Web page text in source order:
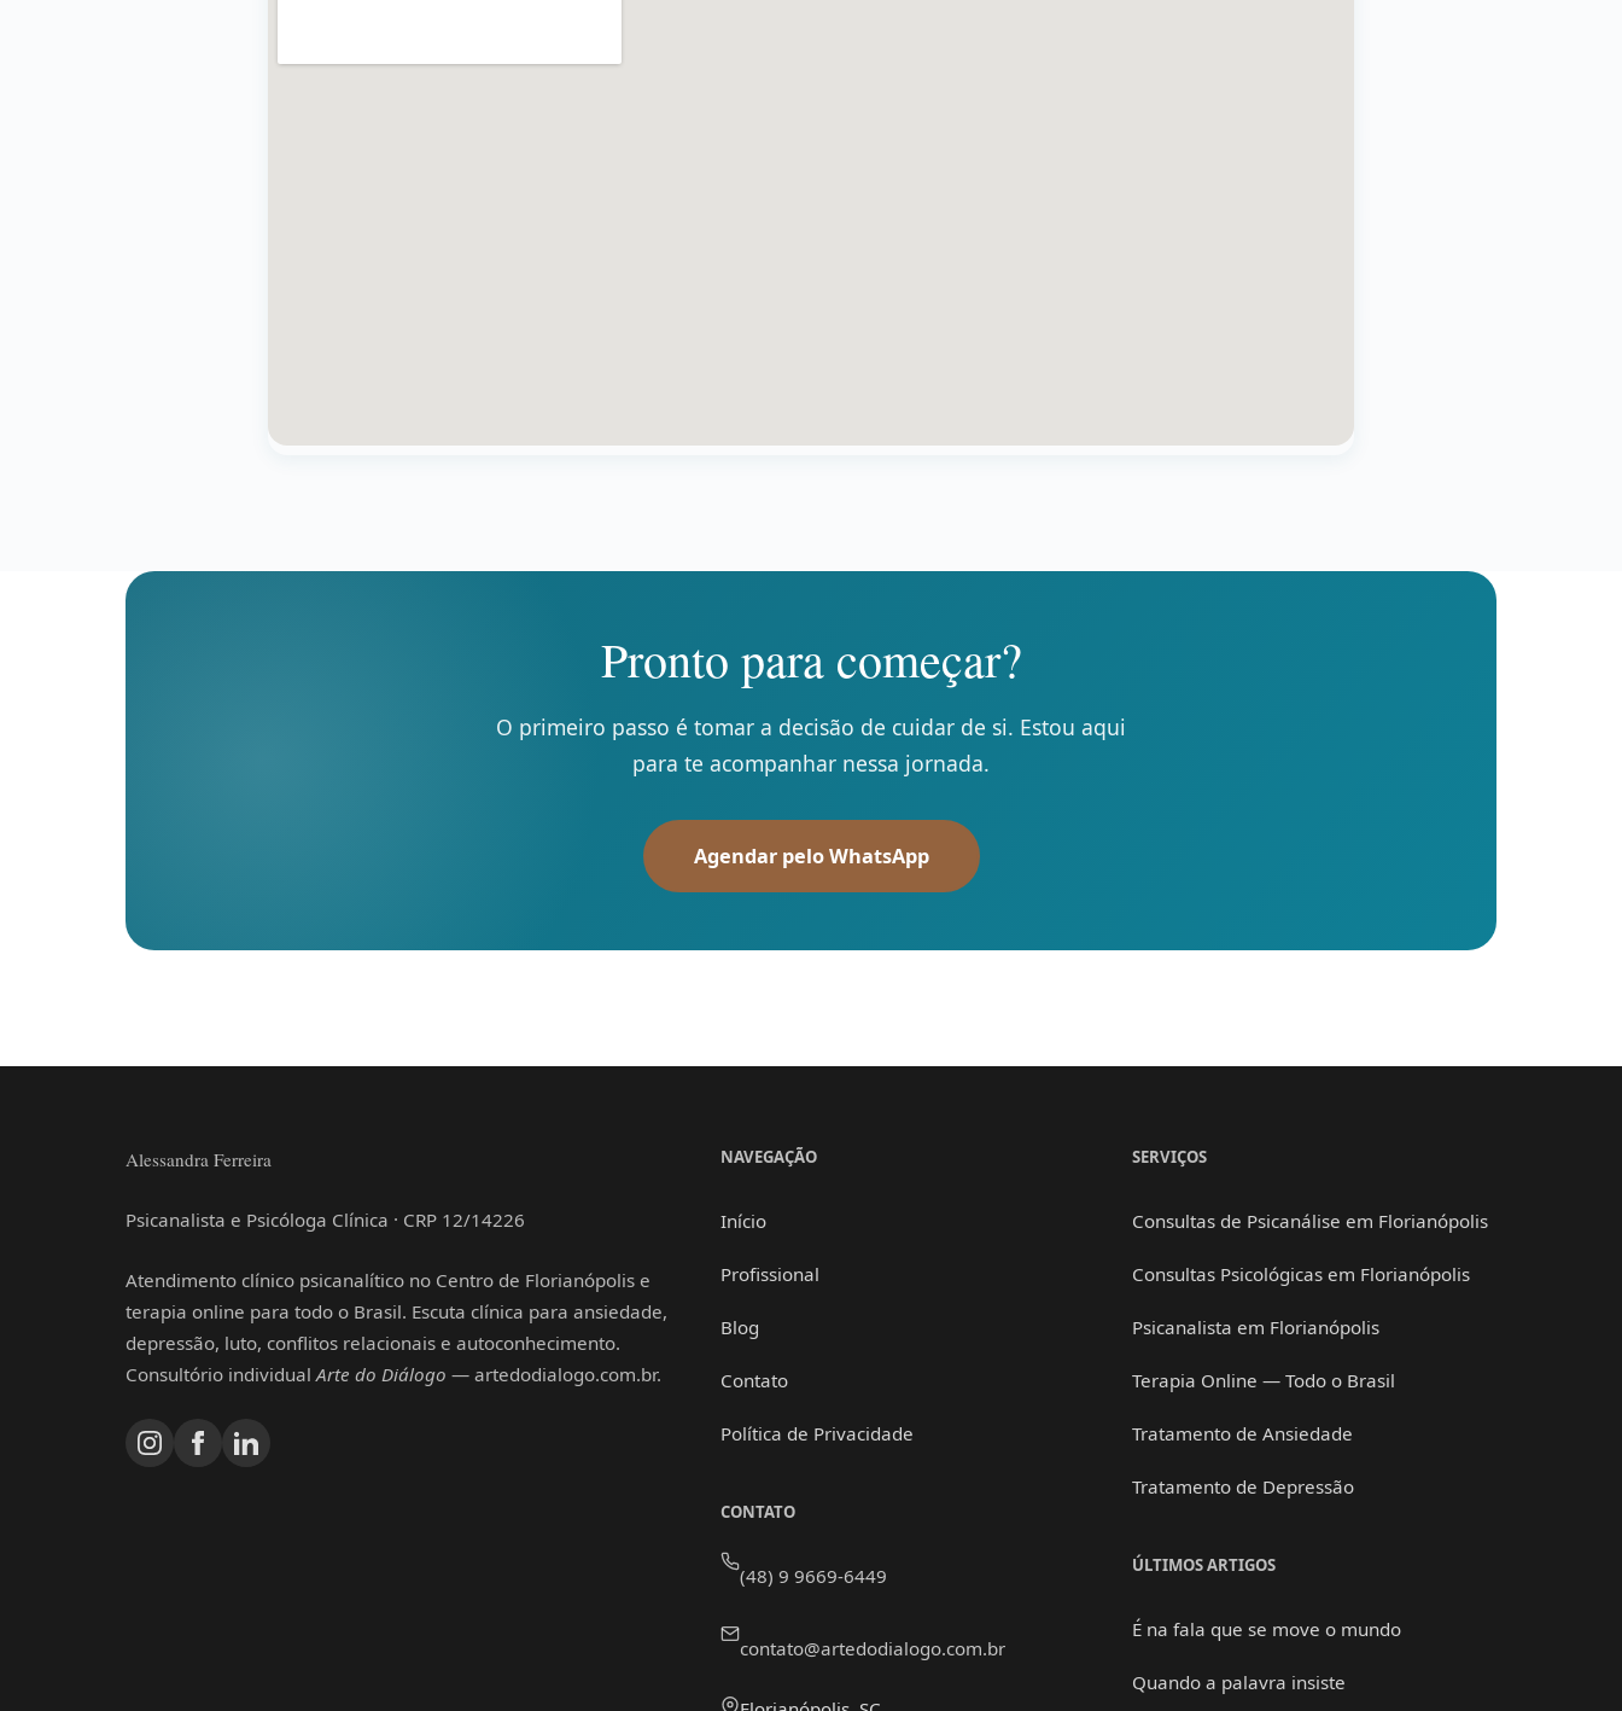
Pronto para começar?
O primeiro passo é tomar a decisão de cuidar de si. Estou aqui
para te acompanhar nessa jornada.
Agendar pelo WhatsApp
Alessandra Ferreira
Psicanalista e Psicóloga Clínica · CRP 12/14226
Atendimento clínico psicanalítico no Centro de Florianópolis e
terapia online para todo o Brasil. Escuta clínica para ansiedade,
depressão, luto, conflitos relacionais e autoconhecimento.
Consultório individualArte do Diálogo — artedodialogo.com.br.
NAVEGAÇÃO
Início
Profissional
Blog
Contato
Política de Privacidade
CONTATO
(48) 9 9669-6449
contato@artedodialogo.com.br
SERVIÇOS
Consultas de Psicanálise em Florianópolis
Consultas Psicológicas em Florianópolis
Psicanalista em Florianópolis
Terapia Online — Todo o Brasil
Tratamento de Ansiedade
Tratamento de Depressão
ÚLTIMOS ARTIGOS
É na fala que se move o mundo
Quando a palavra insiste